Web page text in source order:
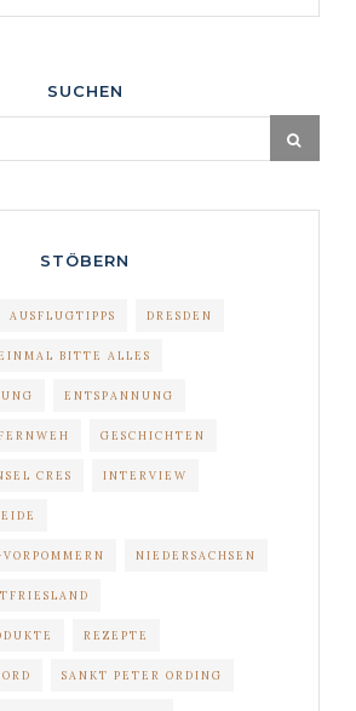
SUCHEN
STÖBERN
AUSFLUGTIPPS DRESDEN
BITTE ALLES
ENTSPANNUNG
GESCHICHTEN
CRES INTERVIEW
NIEDERSACHSEN
REZEPTE
SANKT PETER ORDING